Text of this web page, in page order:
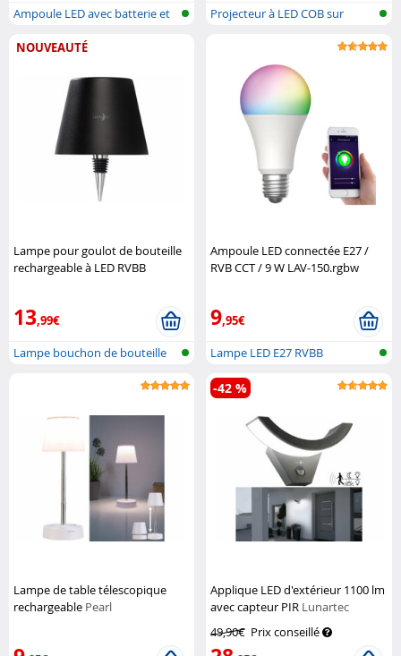
Ampoule LED avec batterie et
Projecteur à LED COB sur
NOUVEAUTÉ
Lampe pour goulot de bouteille
rechargeable à LED RVBB
13,99€
Lampe bouchon de bouteille
Ampoule LED connectée E27 /
RVB CCT / 9 W LAV-150.rgbw
9,95€
Lampe LED E27 RVBB
compatible avec...
Lampe de table télescopique
rechargeable Pearl
Applique LED d'extérieur 1100 lm
avec capteur PIR Lunartec
49,90€ Prix conseillé
-42 %